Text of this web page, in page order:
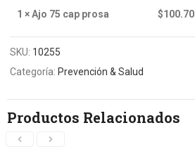
1 ×Ajo 75 cap prosa $100.70
SKU: 10255
Categoría:Prevención & Salud
Productos Relacionados